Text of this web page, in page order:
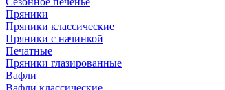
Пряники
Пряники классические
Пряники с начинкой
Печатные
Пряники глазированные
Вафли
Вафли классические